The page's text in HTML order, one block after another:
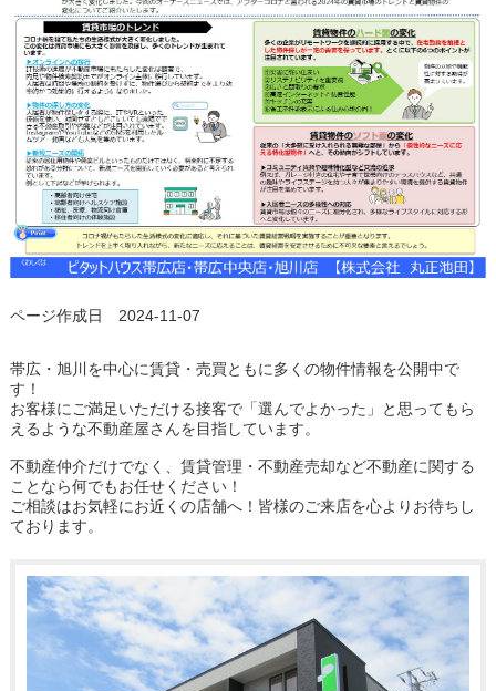
ページ作成日 2024-11-07
帯広・旭川を中心に賃貸・売買ともに多くの物件情報を公開中で
す！
お客様にご満足いただける接客で「選んでよかった」と思ってもら
えるような不動産屋さんを目指しています。
不動産仲介だけでなく、賃貸管理・不動産売却など不動産に関する
ことなら何でもお任せください！
ご相談はお気軽にお近くの店舗へ！皆様のご来店を心よりお待ちし
ております。